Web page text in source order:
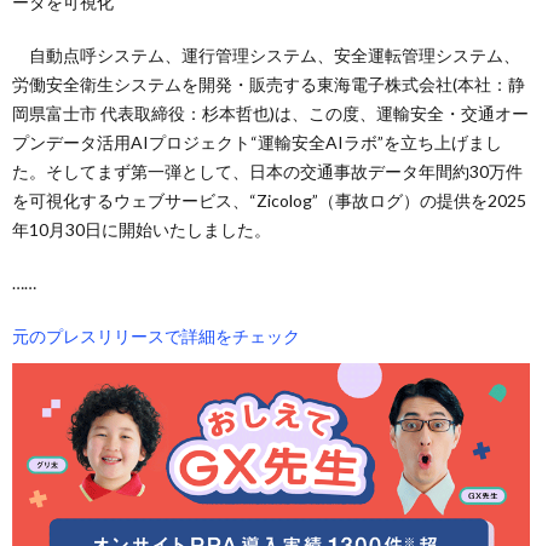
自動点呼システム、運行管理システム、安全運転管理システム、
労働安全衛生システムを開発・販売する東海電子株式会社(本社：静
岡県富士市 代表取締役：杉本哲也)は、この度、運輸安全・交通オー
プンデータ活用AIプロジェクト“運輸安全AIラボ”を立ち上げまし
た。そしてまず第一弾として、日本の交通事故データ年間約30万件
を可視化するウェブサービス、“Zicolog”（事故ログ）の提供を2025
年10月30日に開始いたしました。
……
元のプレスリリースで詳細をチェック